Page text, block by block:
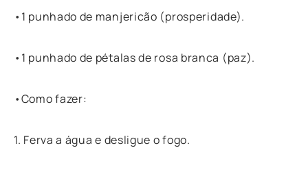
•1 punhado de manjericão (prosperidade).
•1 punhado de pétalas de rosa branca (paz).
•Como fazer:
1. Ferva a água e desligue o fogo.